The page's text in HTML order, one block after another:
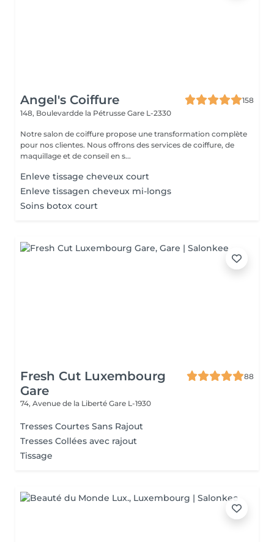
Angel's Coiffure
158
148, Boulevardde la Pétrusse Gare L-2330
Notre salon de coiffure propose une transformation complète
pour nos clientes. Nous offrons des services de coiffure, de
maquillage et de conseil en s...
Enleve tissage cheveux court
Enleve tissagen cheveux mi-longs
Soins botox court
Fresh Cut Luxembourg
Gare
88
74, Avenue de la Liberté Gare L-1930
Tresses Courtes Sans Rajout
Tresses Collées avec rajout
Tissage